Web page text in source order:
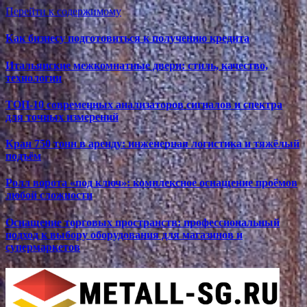
Перейти к содержимому
Как бизнесу подготовиться к получению кредита
Итальянские межкомнатные двери: стиль, качество,
технологии
ТОП-10 современных анализаторов сигналов и спектра
для точных измерений
Кран 750 тонн в аренду: инженерная логистика и тяжёлый
подъём
Ролл ворота «под ключ»: комплексное оснащение проёмов
любой сложности
Оснащение торговых пространств: профессиональный
подход к выбору оборудования для магазинов и
супермаркетов